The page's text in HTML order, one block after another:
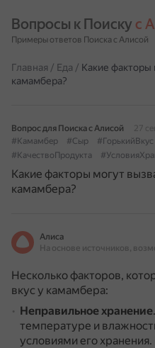
Вопросы к Поиску с
Примеры ответов Поиска с Алисой
Главная / Еда / Какие факторы
камамбера?
Вопрос для Поиска с Алисой
27
#Камамбер
#Сыр #ГорькийВкус
#КачествоПродукта
Какие факторы могут
камамбера?
Алиса
Несколько факторов,
вкус у камамбера:
Неправильное хранение.
температуре и
условиями его хранения.